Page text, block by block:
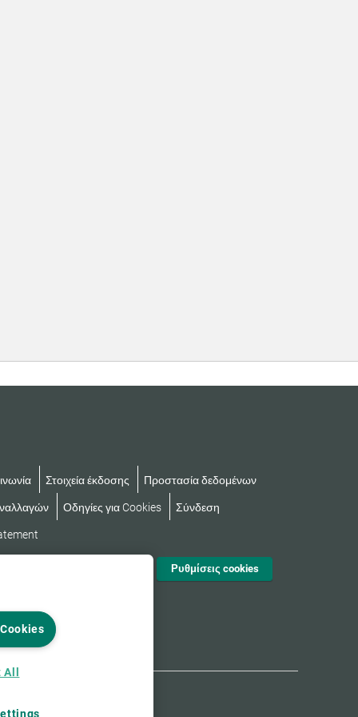
Στοιχεία έκδοσης Προστασία δεδομένων
Οδηγίες για Cookies Σύνδεση
Ρυθμίσεις cookies